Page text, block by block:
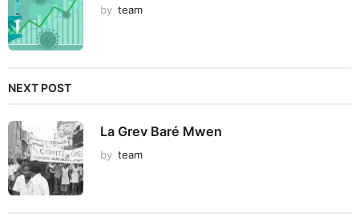
by team
NEXT POST
La Grev Baré Mwen
by team